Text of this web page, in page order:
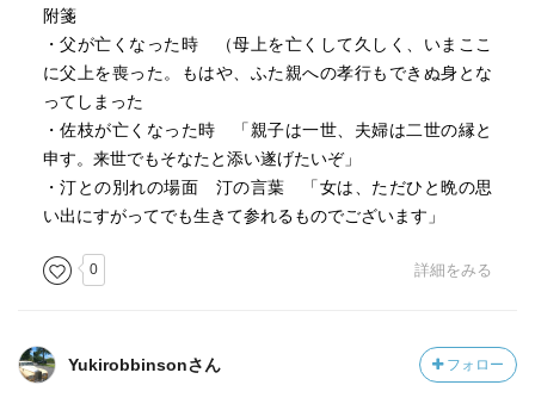
附箋
・父が亡くなった時 （母上を亡くして久しく、いまここ
に父上を喪った。もはや、ふた親への孝行もできぬ身とな
ってしまった
・佐枝が亡くなった時 「親子は一世、夫婦は二世の縁と
申す。来世でもそなたと添い遂げたいぞ」
・汀との別れの場面 汀の言葉 「女は、ただひと晩の思
い出にすがってでも生きて参れるものでございます」
0 詳細をみる
Yukirobbinsonさん フォロー